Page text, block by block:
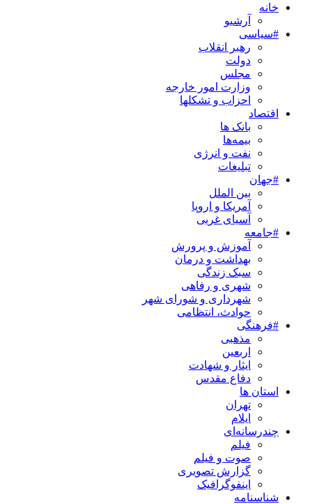
خانه
آرشیو
#سیاسی
رهبر انقلاب
دولت
مجلس
وزارت امور خارجه
احزاب و تشکلها
اقتصاد
بانک ها
بیمه‌ها
نفت و انرژی
تبلیغات
#جهان
بین الملل
آمریکا و اروپا
آسیای غربی
#جامعه
آموزش و پرورش
بهداشت و درمان
سبک زندگی
شهری و رفاهی
شهرداری و شورای شهر
حوادث، انتظامی
#فرهنگی
مذهبی
اربعین
ایثار و شهادت
دفاع مقدس
استان ها
تهران
ایلام
چندرسانه‌ای
فیلم
صوت و فیلم
گزارش تصویری
اینفوگرافیک
شناسنامه